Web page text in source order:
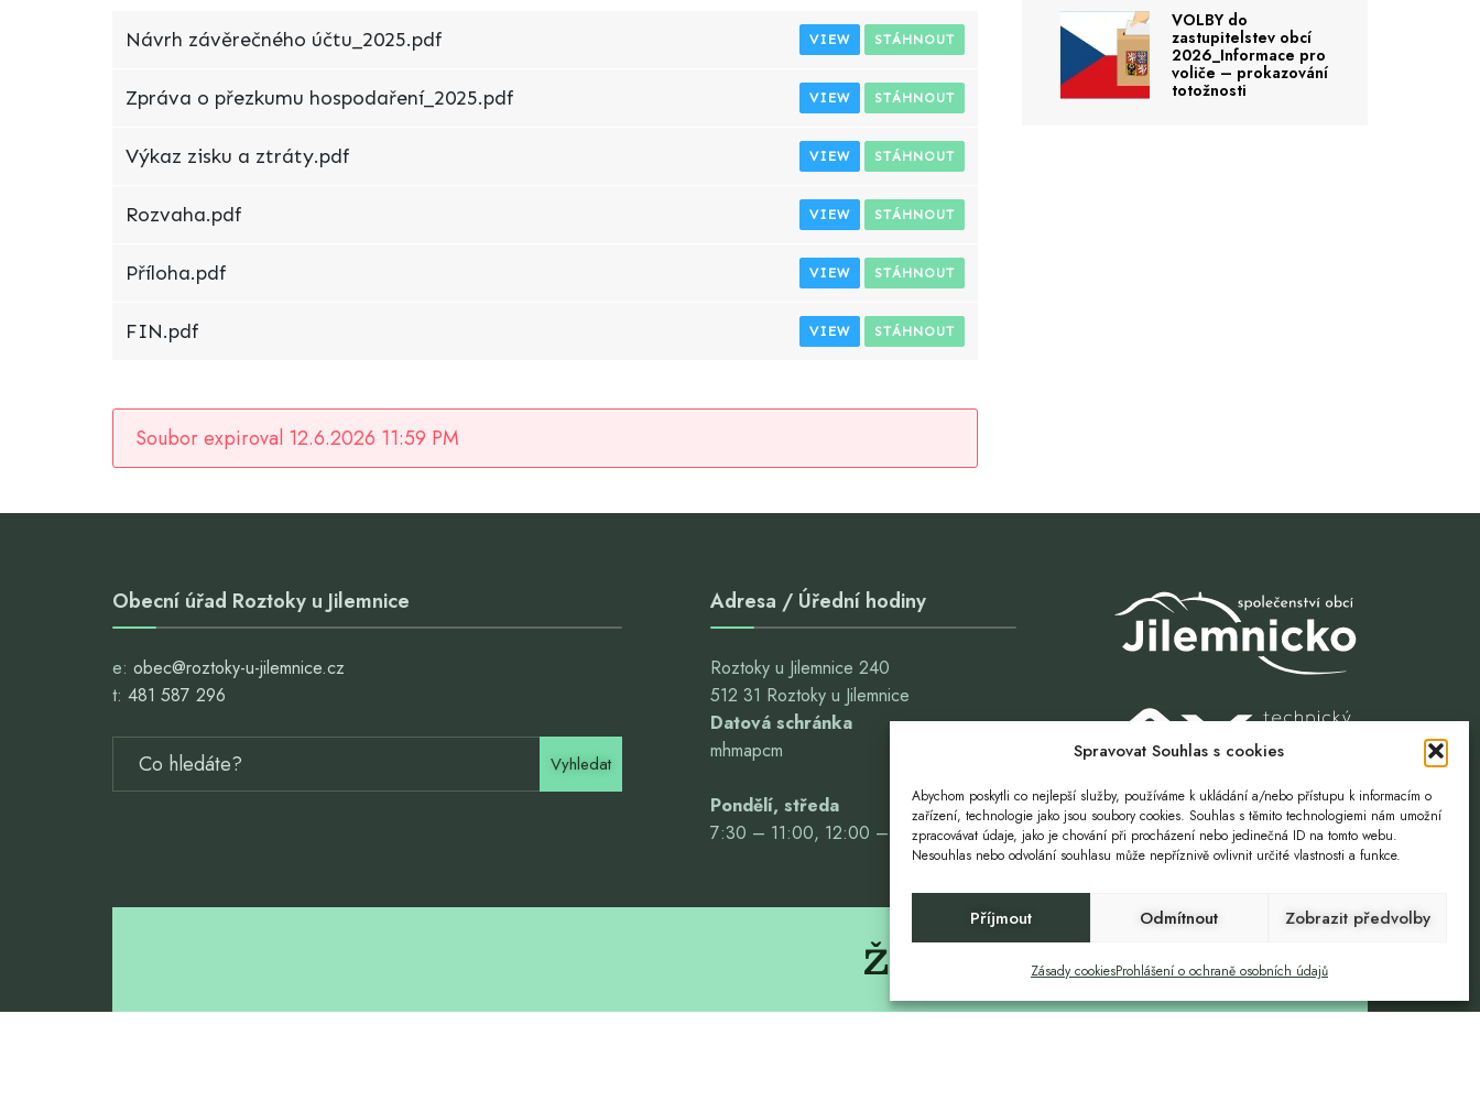
Spravovat Souhlas s cookies
Abychom poskytli co nejlepší služby, používáme k ukládání a/nebo přístupu k informacím o
zařízení, technologie jako jsou soubory cookies. Souhlas s těmito technologiemi nám umožní
zpracovávat údaje, jako je chování při procházení nebo jedinečná ID na tomto webu.
Nesouhlas nebo odvolání souhlasu může nepříznivě ovlivnit určité vlastnosti a funkce.
Příjmout Odmítnout Zobrazit předvolby
Zásady cookiesProhlášení o ochraně osobních údajů
Návrh závěrečného účtu_2025.pdf VIEW STÁHNOUT
Zpráva o přezkumu hospodaření_2025.pdf VIEW STÁHNOUT
Výkaz zisku a ztráty.pdf VIEW STÁHNOUT
Rozvaha.pdf VIEW STÁHNOUT
Příloha.pdf VIEW STÁHNOUT
FIN.pdf VIEW STÁHNOUT
Soubor expiroval 12.6.2026 11:59 PM
VOLBY do
zastupitelstev obcí
2026_Informace pro
voliče – prokazování
totožnosti
Obecní úřad Roztoky u Jilemnice
e: obec@roztoky-u-jilemnice.cz
t: 481 587 296
Vyhledat
Adresa / Úřední hodiny
Roztoky u Jilemnice 240
512 31 Roztoky u Jilemnice
Datová schránka
mhmapcm
Pondělí, středa
7:30 – 11:00, 12:00 – 16:00
Život. Volnost. Příležitost.